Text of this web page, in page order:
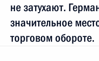
не затухают.
значительное
торговом обороте.